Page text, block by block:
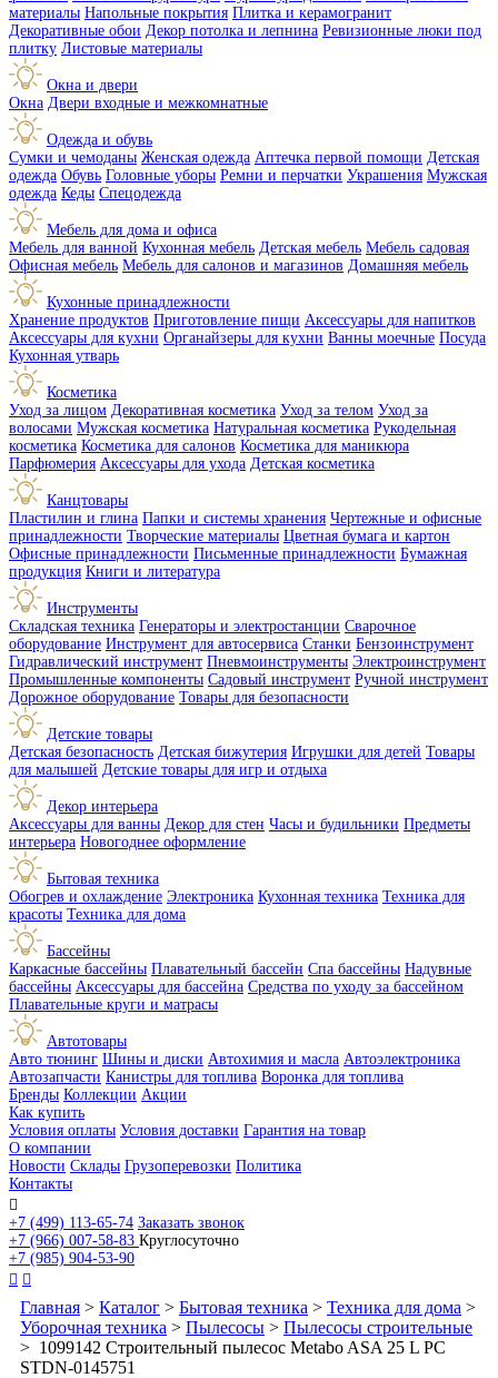
материалы Напольные покрытия Плитка и керамогранит
Декоративные обои Декор потолка и лепнина Ревизионные люки под
плитку Листовые материалы
Окна и двери
Окна Двери входные и межкомнатные
Одежда и обувь
Сумки и чемоданы Женская одежда Аптечка первой помощи Детская
одежда Обувь Головные уборы Ремни и перчатки Украшения Мужская
одежда Кеды Спецодежда
Мебель для дома и офиса
Мебель для ванной Кухонная мебель Детская мебель Мебель садовая
Офисная мебель Мебель для салонов и магазинов Домашняя мебель
Кухонные принадлежности
Хранение продуктов Приготовление пищи Аксессуары для напитков
Аксессуары для кухни Органайзеры для кухни Ванны моечные Посуда
Кухонная утварь
Косметика
Уход за лицом Декоративная косметика Уход за телом Уход за
волосами Мужская косметика Натуральная косметика Рукодельная
косметика Косметика для салонов Косметика для маникюра
Парфюмерия Аксессуары для ухода Детская косметика
Канцтовары
Пластилин и глина Папки и системы хранения Чертежные и офисные
принадлежности Творческие материалы Цветная бумага и картон
Офисные принадлежности Письменные принадлежности Бумажная
продукция Книги и литература
Инструменты
Складская техника Генераторы и электростанции Сварочное
оборудование Инструмент для автосервиса Станки Бензоинструмент
Гидравлический инструмент Пневмоинструменты Электроинструмент
Промышленные компоненты Садовый инструмент Ручной инструмент
Дорожное оборудование Товары для безопасности
Детские товары
Детская безопасность Детская бижутерия Игрушки для детей Товары
для малышей Детские товары для игр и отдыха
Декор интерьера
Аксессуары для ванны Декор для стен Часы и будильники Предметы
интерьера Новогоднее оформление
Бытовая техника
Обогрев и охлаждение Электроника Кухонная техника Техника для
красоты Техника для дома
Бассейны
Каркасные бассейны Плавательный бассейн Спа бассейны Надувные
бассейны Аксессуары для бассейна Средства по уходу за бассейном
Плавательные круги и матрасы
Автотовары
Авто тюнинг Шины и диски Автохимия и масла Автоэлектроника
Автозапчасти Канистры для топлива Воронка для топлива
Бренды Коллекции Акции
Как купить
Условия оплаты Условия доставки Гарантия на товар
О компании
Новости Склады Грузоперевозки Политика
Контакты

+7 (499) 113-65-74 Заказать звонок
+7 (966) 007-58-83 Круглосуточно
+7 (985) 904-53-90
 
Главная > Каталог > Бытовая техника > Техника для дома >
Уборочная техника > Пылесосы > Пылесосы строительные
> 1099142 Строительный пылесос Metabo ASA 25 L PC
STDN-0145751